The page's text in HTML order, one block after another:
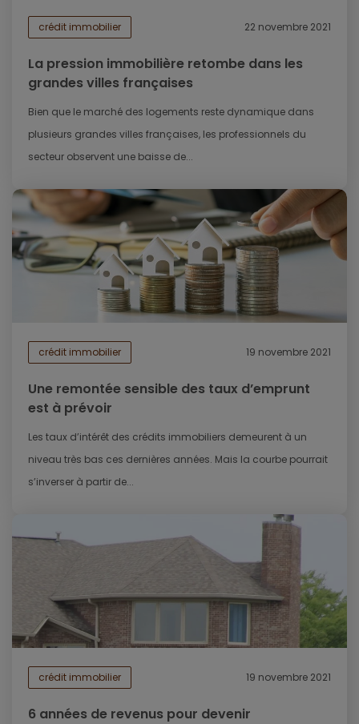
crédit immobilier 22 novembre 2021
La pression immobilière retombe dans les
grandes villes françaises
Bien que le marché des logements reste dynamique dans
plusieurs grandes villes françaises, les professionnels du
secteur observent une baisse de...
crédit immobilier 19 novembre 2021
Une remontée sensible des taux d’emprunt
est à prévoir
Les taux d’intérêt des crédits immobiliers demeurent à un
niveau très bas ces dernières années. Mais la courbe pourrait
s’inverser à partir de...
crédit immobilier 19 novembre 2021
6 années de revenus pour devenir